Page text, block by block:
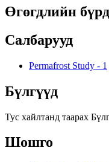
Өгөгдлийн
Салбарууд
Permafrost Study - 1
Бүлгүүд
Тус хайлтанд таарах
Шошго